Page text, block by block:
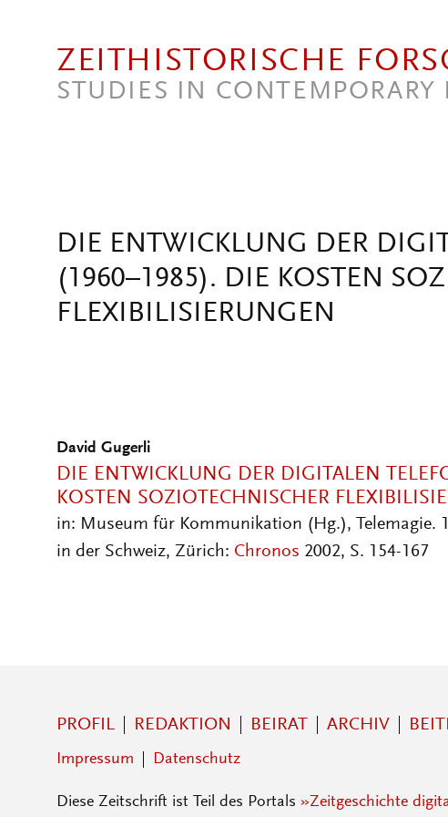
ZEITHISTORISCHE
STUDIES IN CONTEMPORARY
DIE ENTWICKLUNG DER
(1960–1985). DIE KOSTEN
FLEXIBILISIERUNGEN
David Gugerli
DIE ENTWICKLUNG DER DIGITALEN
KOSTEN SOZIOTECHNISCHER
in: Museum für Kommunikation (Hg.), Telemagie.
in der Schweiz, Zürich: Chronos 2002, S. 154-167
PROFIL REDAKTION BEIRAT ARCHIV
Impressum Datenschutz
Diese Zeitschrift ist Teil des Portals »Zeitgeschichte